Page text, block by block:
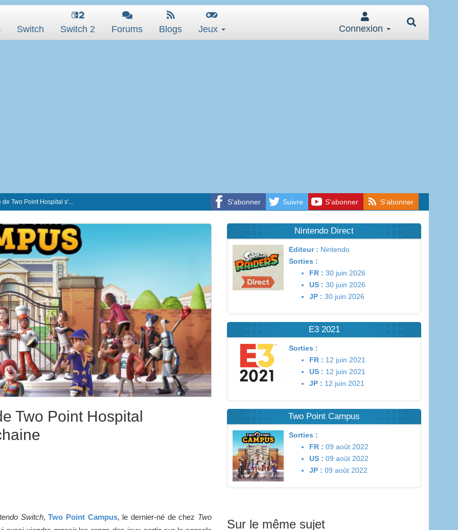
Switch Switch 2 Forums Blogs Jeux Connexion
S'abonner Suivre S'abonner S'abonner
Two Point Hospital s'...
Two Point Hospital
Switch,Two Point Campus, le dernier-né de chez Two
Nintendo Direct
Editeur : Nintendo
Sorties :
FR : 30 juin 2026
US : 30 juin 2026
JP : 30 juin 2026
E3 2021
Sorties :
FR : 12 juin 2021
US : 12 juin 2021
JP : 12 juin 2021
Two Point Campus
Sorties :
FR : 09 août 2022
US : 09 août 2022
JP : 09 août 2022
Sur le même sujet